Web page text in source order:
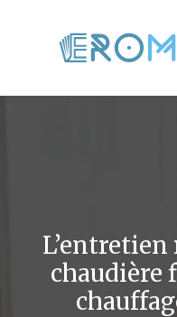
chaudière